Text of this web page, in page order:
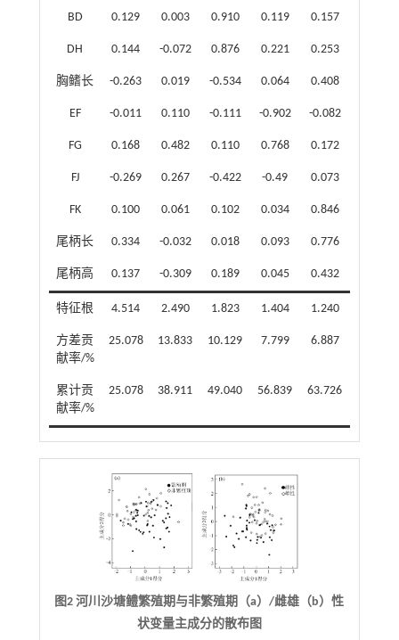
BD 0.129 0.003 0.910 0.119 0.157
DH 0.144 -0.072 0.876 0.221 0.253
胸鳍长 -0.263 0.019 -0.534 0.064 0.408
EF -0.011 0.110 -0.111 -0.902 -0.082
FG 0.168 0.482 0.110 0.768 0.172
FJ -0.269 0.267 -0.422 -0.49 0.073
FK 0.100 0.061 0.102 0.034 0.846
尾柄长 0.334 -0.032 0.018 0.093 0.776
尾柄高 0.137 -0.309 0.189 0.045 0.432
特征根 4.514 2.490 1.823 1.404 1.240
方差贡
献率/%
25.078 13.833 10.129 7.799 6.887
累计贡
献率/%
25.078 38.911 49.040 56.839 63.726
图2 河川沙塘鳢繁殖期与非繁殖期（a）/雌雄（b）性
状变量主成分的散布图